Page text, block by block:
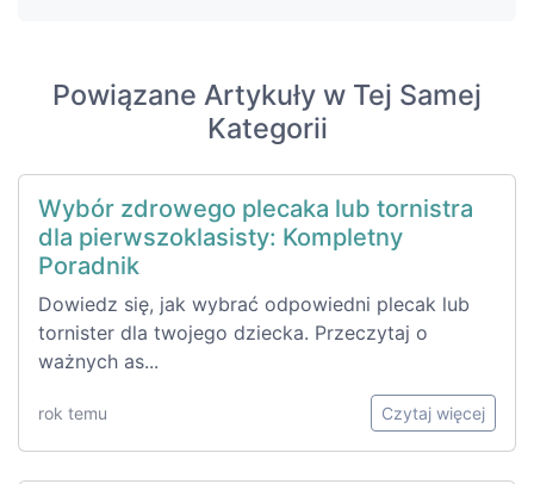
Powiązane Artykuły w Tej Samej
Kategorii
Wybór zdrowego plecaka lub tornistra
dla pierwszoklasisty: Kompletny
Poradnik
Dowiedz się, jak wybrać odpowiedni plecak lub
tornister dla twojego dziecka. Przeczytaj o
ważnych as...
rok temu Czytaj więcej